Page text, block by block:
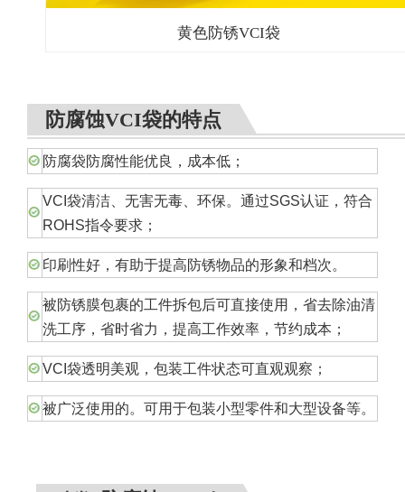
黄色防锈VCI袋
防腐蚀VCI袋的特点
防腐袋防腐性能优良，成本低；
VCI袋清洁、无害无毒、环保。通过SGS认证，符合
ROHS指令要求；
印刷性好，有助于提高防锈物品的形象和档次。
被防锈膜包裹的工件拆包后可直接使用，省去除油清
洗工序，省时省力，提高工作效率，节约成本；
VCI袋透明美观，包装工件状态可直观观察；
被广泛使用的。可用于包装小型零件和大型设备等。